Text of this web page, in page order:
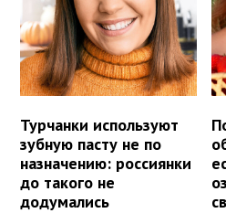
Турчанки используют
зубную пасту не по
назначению: россиянки
до такого не
додумались